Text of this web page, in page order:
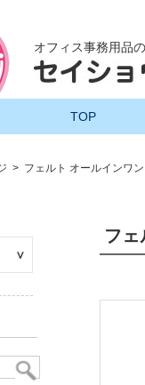
オフィス事務用品
TOP
フェルト オールインワ
フ